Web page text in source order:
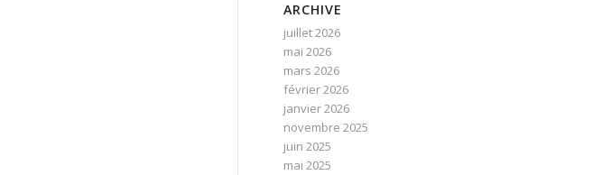
ARCHIVE
juillet 2026
mai 2026
mars 2026
février 2026
janvier 2026
novembre 2025
juin 2025
mai 2025